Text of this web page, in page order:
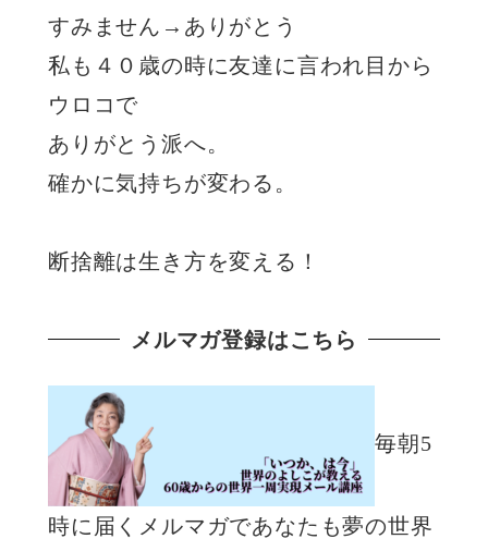
すみません→ありがとう
私も４０歳の時に友達に言われ目から
ウロコで
ありがとう派へ。
確かに気持ちが変わる。
断捨離は生き方を変える！
メルマガ登録はこちら
毎朝5
時に届くメルマガであなたも夢の世界